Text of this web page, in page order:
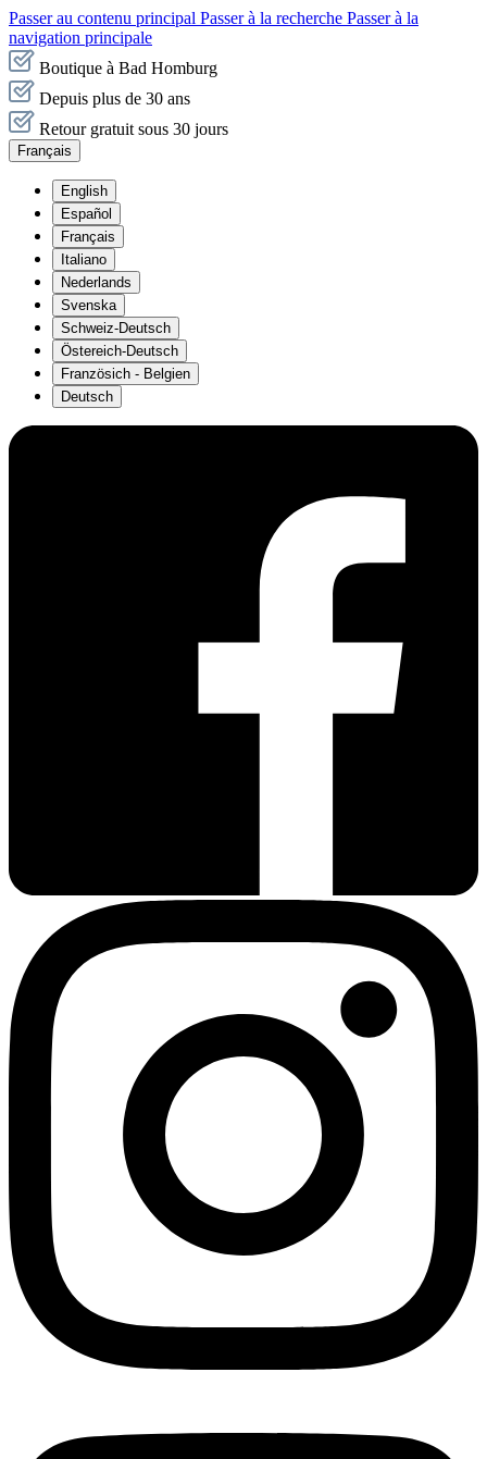
Passer au contenu principal Passer à la recherche Passer à la
navigation principale
Boutique à Bad Homburg
Depuis plus de 30 ans
Retour gratuit sous 30 jours
Français
English
Español
Français
Italiano
Nederlands
Svenska
Schweiz-Deutsch
Östereich-Deutsch
Französich - Belgien
Deutsch